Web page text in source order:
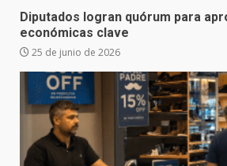
Diputados logran quórum para
económicas clave
25 de junio de 2026